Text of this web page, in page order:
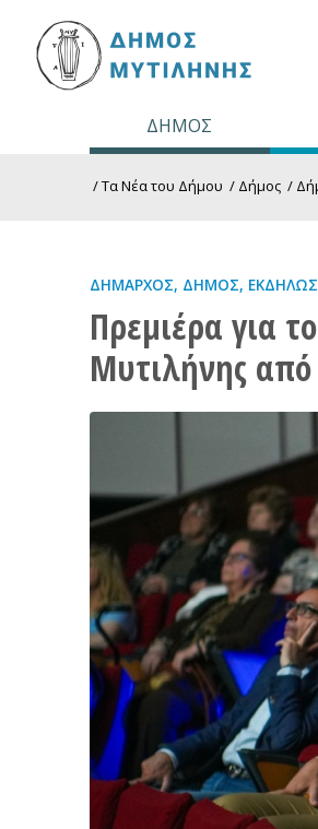
ΔΗΜΟΣ
/Τα Νέα του Δήμου / Δήμος /
ΔΉΜΑΡΧΟΣ, ΔΉΜΟΣ,
Πρεμιέρα για
Μυτιλήνης